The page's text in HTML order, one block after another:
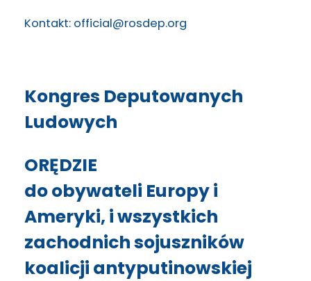
Kontakt: official@rosdep.org
Kongres Deputowanych
Ludowych
ORĘDZIE
do obywateli Europy i
Ameryki, i wszystkich
zachodnich sojuszników
koalicji antyputinowskiej